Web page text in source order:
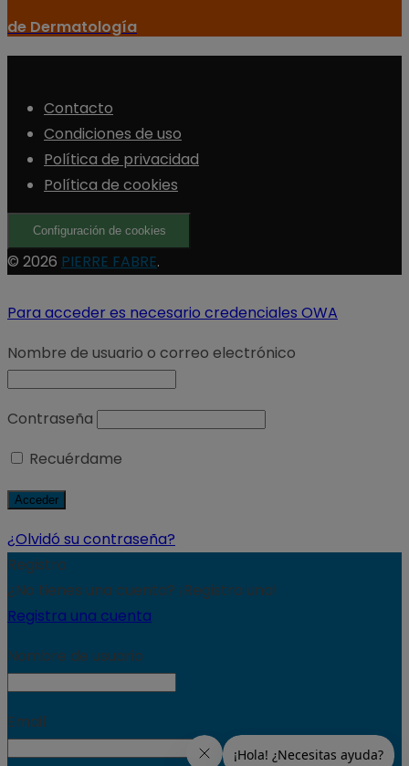
de Dermatología
Contacto
Condiciones de uso
Política de privacidad
Política de cookies
Configuración de cookies
© 2026 PIERRE FABRE.
Para acceder es necesario credenciales OWA
Nombre de usuario o correo electrónico
Contraseña
Recuérdame
¿Olvidó su contraseña?
Registro
¿No tienes una cuenta? ¡Registra una!
Registra una cuenta
Nombre de usuario
Email